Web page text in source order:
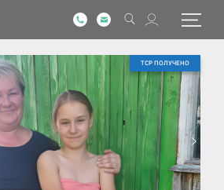
о ребенкеТСР ПОЛУЧЕНО